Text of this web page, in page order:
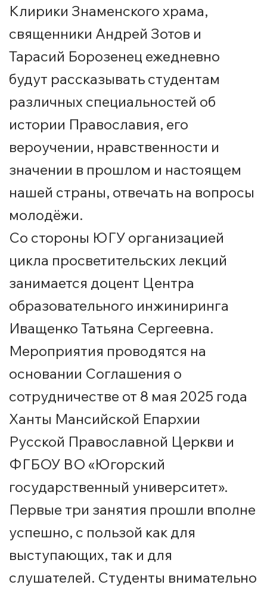
Клирики Знаменского храма,
священники Андрей Зотов и
Тарасий Борозенец ежедневно
будут рассказывать студентам
различных специальностей об
истории Православия, его
вероучении, нравственности и
значении в прошлом и настоящем
нашей страны, отвечать на вопросы
молодёжи.
Со стороны ЮГУ организацией
цикла просветительских лекций
занимается доцент Центра
образовательного инжиниринга
Иващенко Татьяна Сергеевна.
Мероприятия проводятся на
основании Соглашения о
сотрудничестве от 8 мая 2025 года
Ханты Мансийской Епархии
Русской Православной Церкви и
ФГБОУ ВО «Югорский
государственный университет».
Первые три занятия прошли вполне
успешно, с пользой как для
выступающих, так и для
слушателей. Студенты внимательно